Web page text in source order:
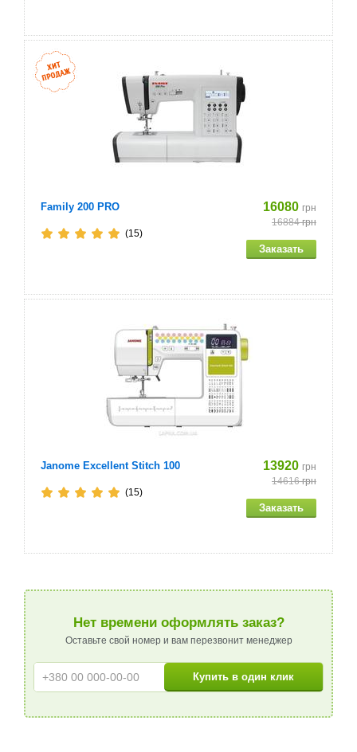
Family 200 PRO 16080 грн
16884грн
(15)
Janome Excellent Stitch 100 13920 грн
14616грн
(15)
Нет времени оформлять заказ?
Оставьте свой номер и вам перезвонит менеджер